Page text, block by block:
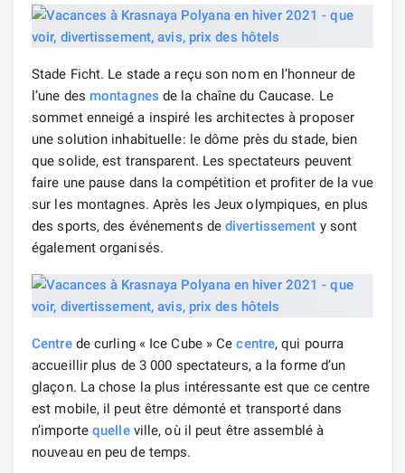
Stade Ficht. Le stade a reçu son nom en l’honneur de
l’une des montagnes de la chaîne du Caucase. Le
sommet enneigé a inspiré les architectes à proposer
une solution inhabituelle: le dôme près du stade, bien
que solide, est transparent. Les spectateurs peuvent
faire une pause dans la compétition et profiter de la vue
sur les montagnes. Après les Jeux olympiques, en plus
des sports, des événements dedivertissement y sont
également organisés.
Centrede curling « Ice Cube » Cecentre, qui pourra
accueillir plus de 3 000 spectateurs, a la forme d’un
glaçon. La chose la plus intéressante est que ce centre
est mobile, il peut être démonté et transporté dans
n’importe quelleville, où il peut être assemblé à
nouveau en peu de temps.